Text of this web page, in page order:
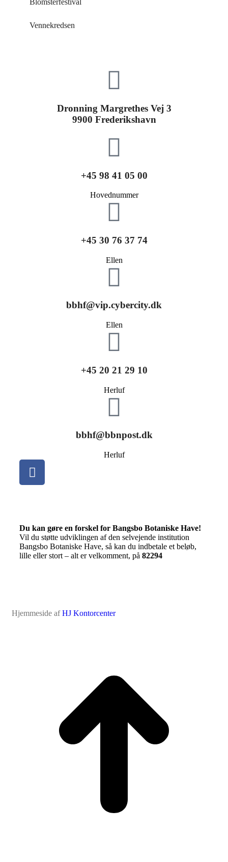
Blomsterfestival
Vennekredsen
Dronning Margrethes Vej 3
9900 Frederikshavn
+45 98 41 05 00
Hovednummer
+45 30 76 37 74
Ellen
bbhf@vip.cybercity.dk
Ellen
+45 20 21 29 10
Herluf
bbhf@bbnpost.dk
Herluf
Du kan gøre en forskel for Bangsbo Botaniske Have!
Vil du støtte udviklingen af den selvejende institution
Bangsbo Botaniske Have, så kan du indbetale et beløb,
lille eller stort – alt er velkomment, på 82294
Hjemmeside afHJ Kontorcenter